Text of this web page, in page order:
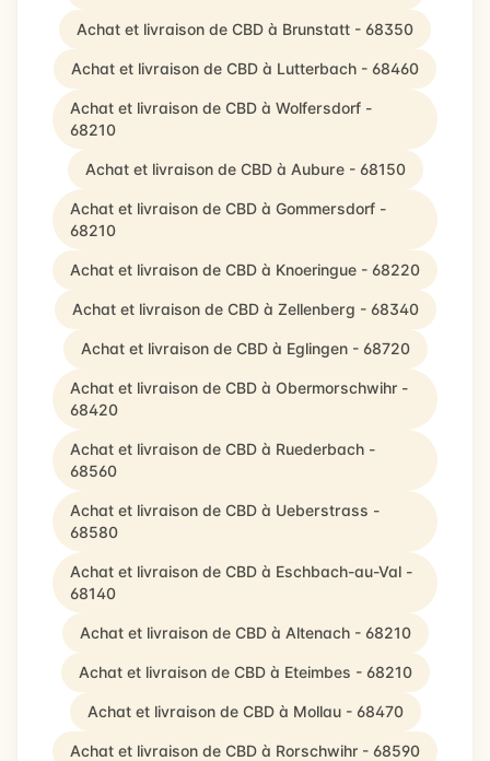
Achat et livraison de CBD à Brunstatt - 68350
Achat et livraison de CBD à Lutterbach - 68460
Achat et livraison de CBD à Wolfersdorf -
68210
Achat et livraison de CBD à Aubure - 68150
Achat et livraison de CBD à Gommersdorf -
68210
Achat et livraison de CBD à Knoeringue - 68220
Achat et livraison de CBD à Zellenberg - 68340
Achat et livraison de CBD à Eglingen - 68720
Achat et livraison de CBD à Obermorschwihr -
68420
Achat et livraison de CBD à Ruederbach -
68560
Achat et livraison de CBD à Ueberstrass -
68580
Achat et livraison de CBD à Eschbach-au-Val -
68140
Achat et livraison de CBD à Altenach - 68210
Achat et livraison de CBD à Eteimbes - 68210
Achat et livraison de CBD à Mollau - 68470
Achat et livraison de CBD à Rorschwihr - 68590